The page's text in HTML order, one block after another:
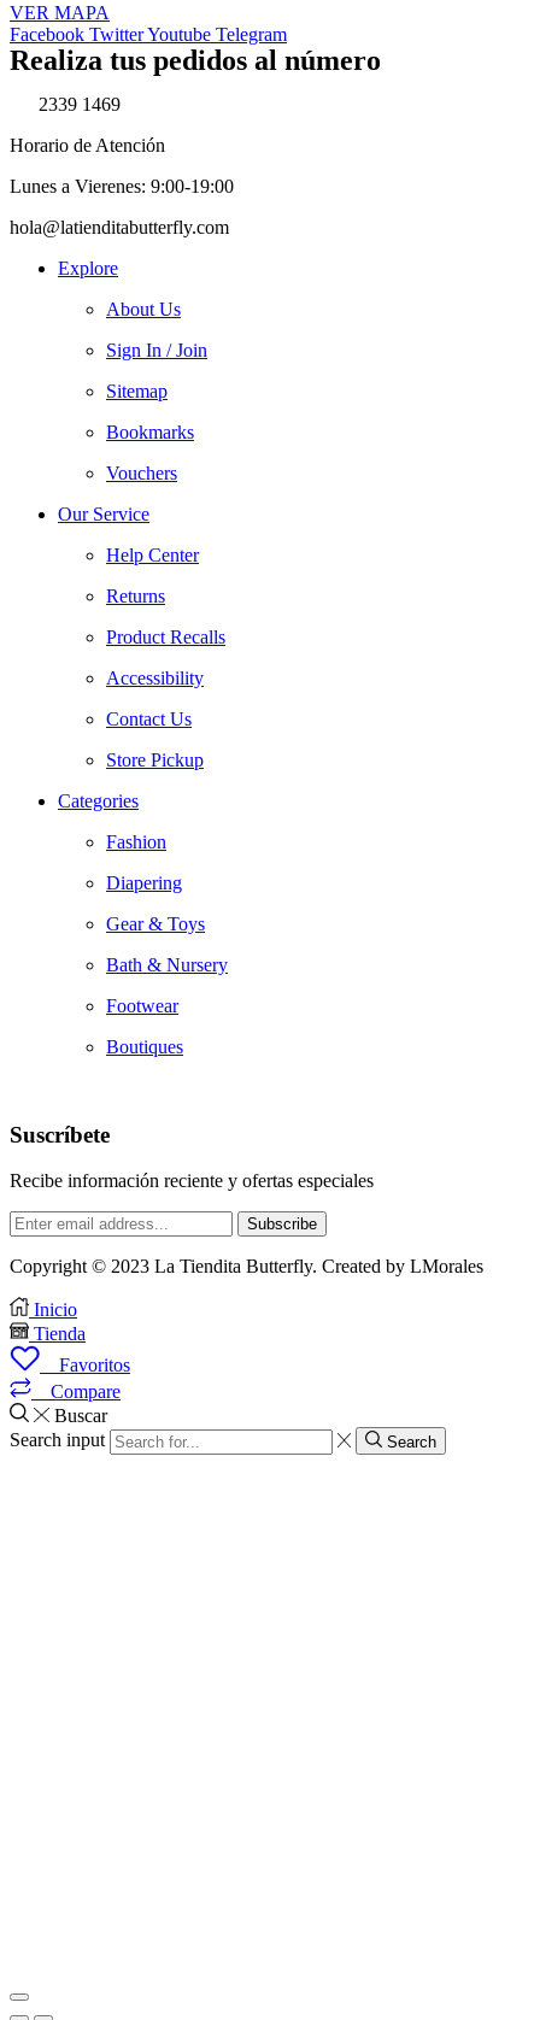
VER MAPA
Facebook TwitterYoutube Telegram
Realiza tus pedidos al número
2339 1469
Horario de Atención
Lunes a Vierenes: 9:00-19:00
hola@latienditabutterfly.com
Explore
About Us
Sign In / Join
Sitemap
Bookmarks
Vouchers
Our Service
Help Center
Returns
Product Recalls
Accessibility
Contact Us
Store Pickup
Categories
Fashion
Diapering
Gear & Toys
Bath & Nursery
Footwear
Boutiques
Suscríbete
Recibe información reciente y ofertas especiales
Copyright © 2023 La Tiendita Butterfly. Created by LMorales
Inicio
Tienda
Favoritos
Compare
Buscar
Search input
Search